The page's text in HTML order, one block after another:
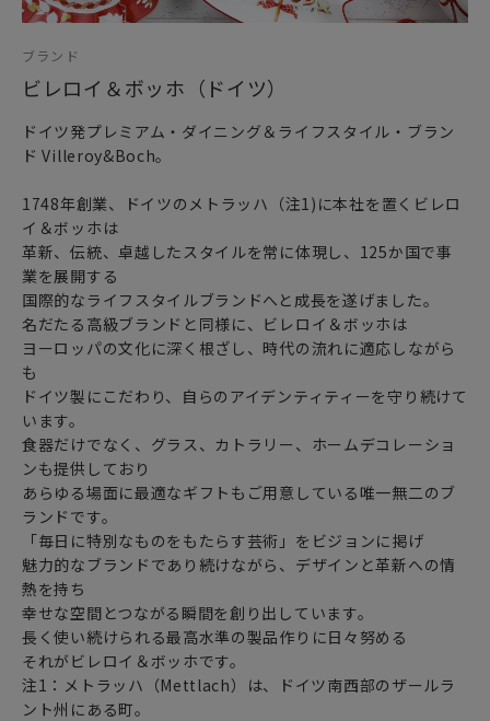
※ラボウルコレクションは、2024年レッドドット賞を受賞し
※ラプティボウル メンフィスは、2025年レッドドット賞も受
賞しています。
Zentrum Nordrhein Westfalen ノルトライン・ヴェストフ
ァーレン・デザインセンター」が主催する世界最大級のデザ
ザインの革新性、機能性、人間工学、エコロジー、耐久性な
ど9つの基準から審査されます。1954年に設立され、優れた
デザインの製品やコンセプトを毎年選定・表彰しています。
女性・男性にかかわらず、日頃お世話になっている方、大切
な方へ
特別な記念日に心を込めた上品な贈り物、お祝いのギフトや
プレゼントとしてだけでなく
頑張った自分へのご褒美としても最適です。
1748年創業の伝統と品質に、自由な発想のデザインが融合。
ヨーロッパを代表するドイツに本社を置くラグジュアリーな
ライフスタイルブランド「 Villeroy＆Boch ビレロイ＆ボッ
ホ 」から、大切な時をともに過ごす洗練されたアイテムをお
届けします。
ブランド
ビレロイ＆ボッホ（ドイツ）
ドイツ発プレミアム・ダイニング＆ライフスタイル・ブラン
ド Villeroy&Boch。
1748年創業、ドイツのメトラッハ（注1)に本社を置くビレロ
イ＆ボッホは
革新、伝統、卓越したスタイルを常に体現し、125か国で事
業を展開する
国際的なライフスタイルブランドへと成長を遂げました。
名だたる高級ブランドと同様に、ビレロイ＆ボッホは
ヨーロッパの文化に深く根ざし、時代の流れに適応しながら
も
ドイツ製にこだわり、自らのアイデンティティーを守り続けて
います。
食器だけでなく、グラス、カトラリー、ホームデコレーショ
ンも提供しており
あらゆる場面に最適なギフトもご用意している唯一無二のブ
ランドです。
「毎日に特別なものをもたらす芸術」をビジョンに掲げ
魅力的なブランドであり続けながら、デザインと革新への情
熱を持ち
幸せな空間とつながる瞬間を創り出しています。
長く使い続けられる最高水準の製品作りに日々努める
それがビレロイ＆ボッホです。
注1：メトラッハ（Mettlach）は、ドイツ南西部のザールラ
ント州にある町。